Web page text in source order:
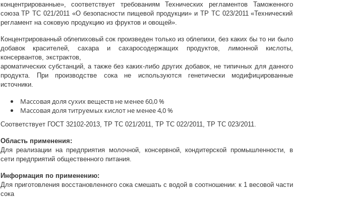
концентрированные», соответствует требованиям Технических регламентов Таможенного
союза ТР ТС 021/2011 «О безопасности пищевой продукции» и ТР ТС 023/2011 «Технический
регламент на соковую продукцию из фруктов и овощей».
Концентрированный облепиховый сок произведен только из облепихи, без каких бы то ни было
добавок красителей, сахара и сахаросодержащих продуктов, лимонной кислоты,
консервантов, экстрактов,
ароматических субстанций, а также без каких-либо других добавок, не типичных для данного
продукта. При производстве сока не используются генетически модифицированные
источники.
Массовая доля сухих веществ не менее 60,0 %
Массовая доля титруемых кислот не менее 4,0 %
Соответствует ГОСТ 32102-2013, ТР ТС 021/2011, ТР ТС 022/2011, ТР ТС 023/2011.
Область применения:
Для реализации на предприятия молочной, консервной, кондитерской промышленности, в
сети предприятий общественного питания.
Информация по применению:
Для приготовления восстановленного сока смешать с водой в соотношении: к 1 весовой части
сока